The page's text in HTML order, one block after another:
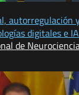
autorregulación
digitales e
de